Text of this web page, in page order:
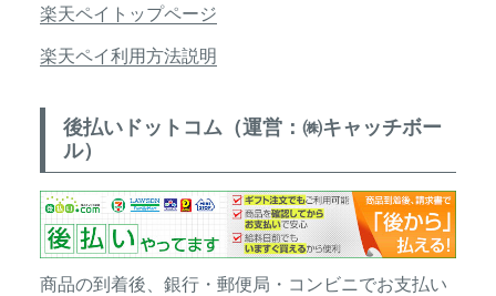
楽天ペイトップページ
楽天ペイ利用方法説明
後払いドットコム（運営：㈱キャッチボー
ル）
商品の到着後、銀行・郵便局・コンビニでお支払い